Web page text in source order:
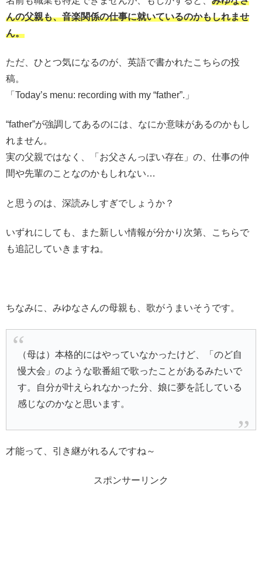
んの父親も、音楽関係の仕事に就いているのかもしれませ
ん。
ただ、ひとつ気になるのが、英語で書かれたこちらの投
稿。
「Today’s menu: recording with my “father”.」
“father”が強調してあるのには、なにか意味があるのかもし
れません。
実の父親ではなく、「お父さんっぽい存在」の、仕事の仲
間や先輩のことなのかもしれない…
と思うのは、深読みしすぎでしょうか？
いずれにしても、また新しい情報が分かり次第、こちらで
も追記していきますね。
ちなみに、みゆなさんの母親も、歌がうまいそうです。
（母は）本格的にはやっていなかったけど、「のど自
慢大会」のような歌番組で歌ったことがあるみたいで
す。自分が叶えられなかった分、娘に夢を託している
感じなのかなと思います。
才能って、引き継がれるんですね～
スポンサーリンク